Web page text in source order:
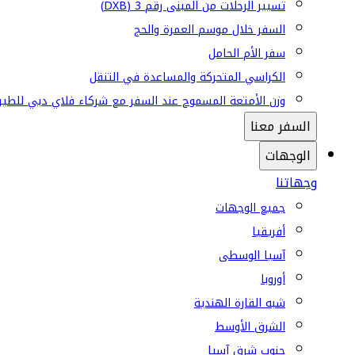
تسيير الرحلات من المبنى رقم 3 (DXB)
السفر خلال موسم العمرة والحج
سفر الأم الحامل
الكراسي المتحركة والمساعدة في التنقل
وزن الأمتعة المسموح عند السفر مع شركاء فلاي دبي
السفر معنا
الوجهات
وجهاتنا
جميع الوجهات
أفريقيا
آسيا الوسطى
أوروبا
شبه القارة الهندية
الشرق الأوسط
جنوب شرق آسيا